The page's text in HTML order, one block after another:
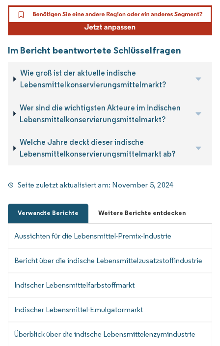
Im Bericht beantwortete Schlüsselfragen
Wie groß ist der aktuelle indische
Lebensmittelkonservierungsmittelmarkt?
Wer sind die wichtigsten Akteure im indischen
Lebensmittelkonservierungsmittelmarkt?
Welche Jahre deckt dieser indische
Lebensmittelkonservierungsmittelmarkt ab?
Seite zuletzt aktualisiert am: November 5, 2024
Verwandte Berichte Weitere Berichte entdecken
Aussichten für die Lebensmittel-Premix-Industrie
Bericht über die indische Lebensmittelzusatzstoffindustrie
Indischer Lebensmittelfarbstoffmarkt
Indischer Lebensmittel-Emulgatormarkt
Überblick über die indische Lebensmittelenzymindustrie